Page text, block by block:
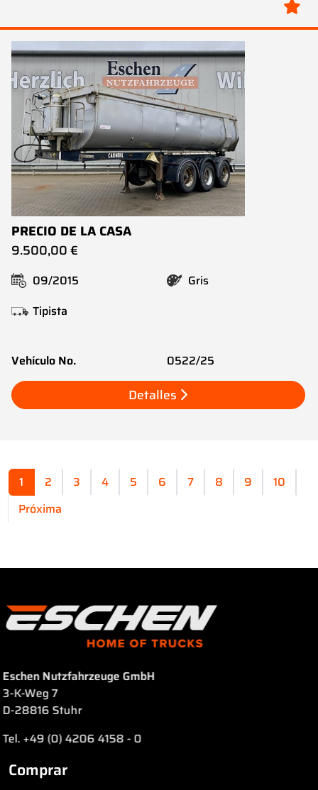
PRECIO DE LA CASA
9.500,00 €
09/2015
Gris
Tipista
Vehículo No. 0522/25
Detalles
1 2 3 4 5 6 7 8 9
10
Próxima
Eschen Nutzfahrzeuge GmbH
3-K-Weg 7
D-28816 Stuhr
Tel. +49 (0) 4206 4158 - 0
Comprar